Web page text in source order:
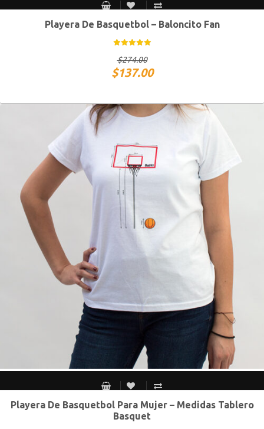
CH M G XG
Playera De Basquetbol – Baloncito Fan
$274.00
$137.00
CH M G XG
Playera De Basquetbol Para Mujer – Medidas Tablero
Basquet